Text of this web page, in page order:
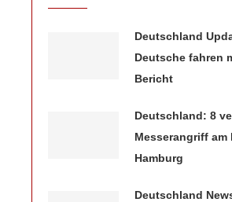
Deutschland
Deutsche fahren
Bericht
Deutschland: 8
Messerangriff am
Hamburg
Deutschland